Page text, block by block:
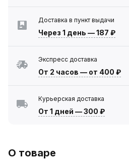
Доставка в пункт выдачи
Через 1 день —187 ₽
Экспресс доставка
От 2 часов — от 400 ₽
Курьерская доставка
От 1 дней —300 ₽
О товаре